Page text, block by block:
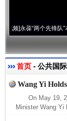
永葆“两个先锋队”本色·[
首页 - 公共国
Wang Yi
On May 19,
Minister Wang Yi